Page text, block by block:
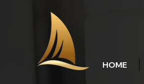
HOME